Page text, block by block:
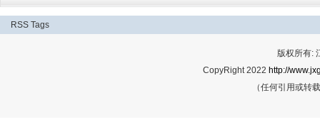
RSS Tags
版权所有:
CopyRight 2022 http://
（任何引用或转